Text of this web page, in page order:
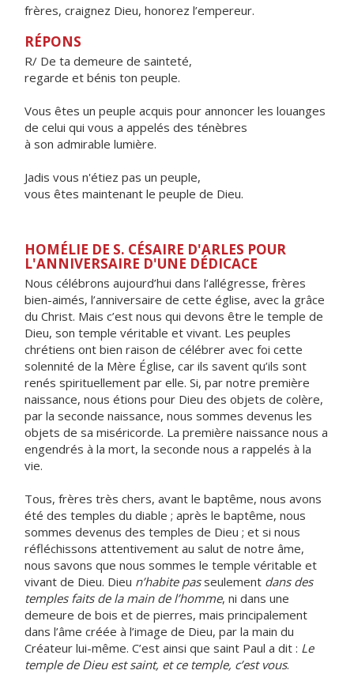
frères, craignez Dieu, honorez l’empereur.
RÉPONS
R/ De ta demeure de sainteté,
regarde et bénis ton peuple.
Vous êtes un peuple acquis pour annoncer les louanges
de celui qui vous a appelés des ténèbres
à son admirable lumière.
Jadis vous n'étiez pas un peuple,
vous êtes maintenant le peuple de Dieu.
HOMÉLIE DE S. CÉSAIRE D'ARLES POUR
L'ANNIVERSAIRE D'UNE DÉDICACE
Nous célébrons aujourd’hui dans l’allégresse, frères
bien-aimés, l’anniversaire de cette église, avec la grâce
du Christ. Mais c’est nous qui devons être le temple de
Dieu, son temple véritable et vivant. Les peuples
chrétiens ont bien raison de célébrer avec foi cette
solennité de la Mère Église, car ils savent qu’ils sont
renés spirituellement par elle. Si, par notre première
naissance, nous étions pour Dieu des objets de colère,
par la seconde naissance, nous sommes devenus les
objets de sa miséricorde. La première naissance nous a
engendrés à la mort, la seconde nous a rappelés à la
vie.
Tous, frères très chers, avant le baptême, nous avons
été des temples du diable ; après le baptême, nous
sommes devenus des temples de Dieu ; et si nous
réfléchissons attentivement au salut de notre âme,
nous savons que nous sommes le temple véritable et
vivant de Dieu. Dieu n’habite passeulement dans des
temples faits de la main de l’homme, ni dans une
demeure de bois et de pierres, mais principalement
dans l’âme créée à l’image de Dieu, par la main du
Créateur lui-même. C’est ainsi que saint Paul a dit : Le
temple de Dieu est saint, et ce temple, c’est vous.